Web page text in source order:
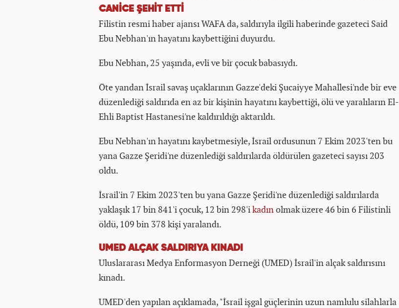
CANİCE ŞEHİT ETTİ
Filistin resmi haber ajansı WAFA da, saldırıyla ilgili haberinde gazeteci Said
Ebu Nebhan'ın hayatını kaybettiğini duyurdu.
Ebu Nebhan, 25 yaşında, evli ve bir çocuk babasıydı.
Öte yandan İsrail savaş uçaklarının Gazze'deki Şucaiyye Mahallesi'nde bir eve
düzenlediği saldırıda en az bir kişinin hayatını kaybettiği, ölü ve yaralıların El-
Ehli Baptist Hastanesi'ne kaldırıldığı aktarıldı.
Ebu Nebhan'ın hayatını kaybetmesiyle, İsrail ordusunun 7 Ekim 2023'ten bu
yana Gazze Şeridi'ne düzenlediği saldırılarda öldürülen gazeteci sayısı 203
oldu.
İsrail'in 7 Ekim 2023'ten bu yana Gazze Şeridi'ne düzenlediği saldırılarda
yaklaşık 17 bin 841'i çocuk, 12 bin 298'ikadınolmak üzere 46 bin 6 Filistinli
öldü, 109 bin 378 kişi yaralandı.
UMED ALÇAK SALDIRIYA KINADI
Uluslararası Medya Enformasyon Derneği (UMED) İsrail'in alçak saldırısını
kınadı.
UMED'den yapılan açıklamada, "İsrail işgal güçlerinin uzun namlulu silahlarla